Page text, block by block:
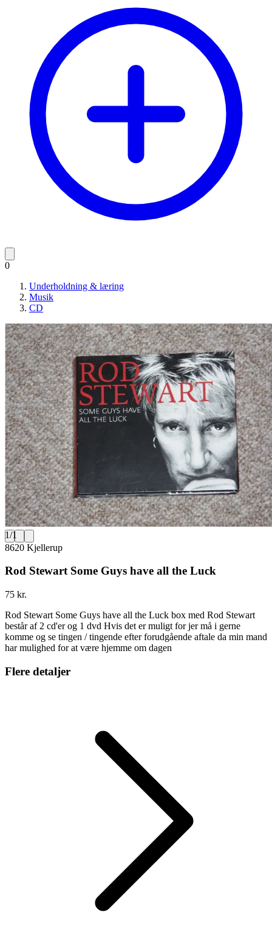
0
Underholdning & læring
Musik
CD
1/1
8620 Kjellerup
Rod Stewart Some Guys have all the Luck
75 kr.
Rod Stewart Some Guys have all the Luck box med Rod Stewart
består af 2 cd'er og 1 dvd Hvis det er muligt for jer må i gerne
komme og se tingen / tingende efter forudgående aftale da min mand
har mulighed for at være hjemme om dagen
Flere detaljer